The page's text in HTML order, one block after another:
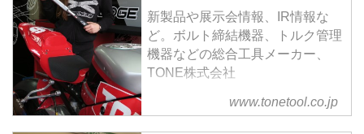
新製品や展示会情報、IR情報な
ど。ボルト締結機器、トルク管理
機器などの総合工具メーカー、
TONE株式会社
www.tonetool.co.jp